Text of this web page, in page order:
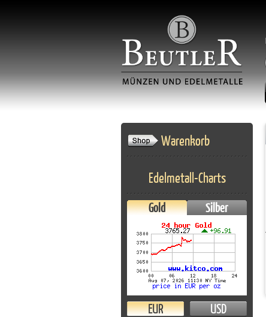
Warenkorb
Edelmetall-Charts
Gold Silber
EUR USD